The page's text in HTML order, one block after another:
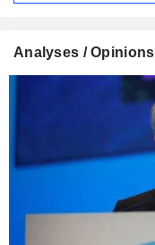
Analyses / Opinions